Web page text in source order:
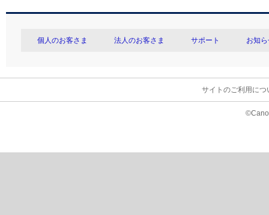
個人のお客さま 法人のお客さま サポート お知
サイトのご利用につ